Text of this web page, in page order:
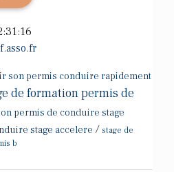
son permis conduire rapidement
de formation permis de
permis de conduire stage
stage accelere / stage de
b